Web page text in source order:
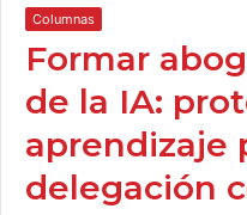
Columnas
Formar
de la IA:
aprendizaje
delegación